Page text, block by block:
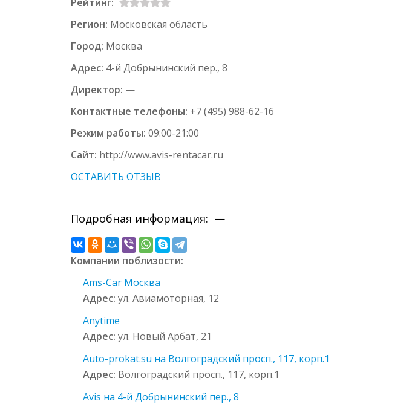
Регион: Московская область
Город: Москва
Адрес: 4-й Добрынинский пер., 8
Директор: —
Контактные телефоны: +7 (495) 988-62-16
Режим работы: 09:00-21:00
Сайт: http://www.avis-rentacar.ru
ОСТАВИТЬ ОТЗЫВ
Подробная информация: —
Компании поблизости:
Ams-Car Москва
Адрес: ул. Авиамоторная, 12
Anytime
Адрес: ул. Новый Арбат, 21
Auto-prokat.su на Волгоградский просп., 117, корп.1
Адрес: Волгоградский просп., 117, корп.1
Avis на 4-й Добрынинский пер., 8